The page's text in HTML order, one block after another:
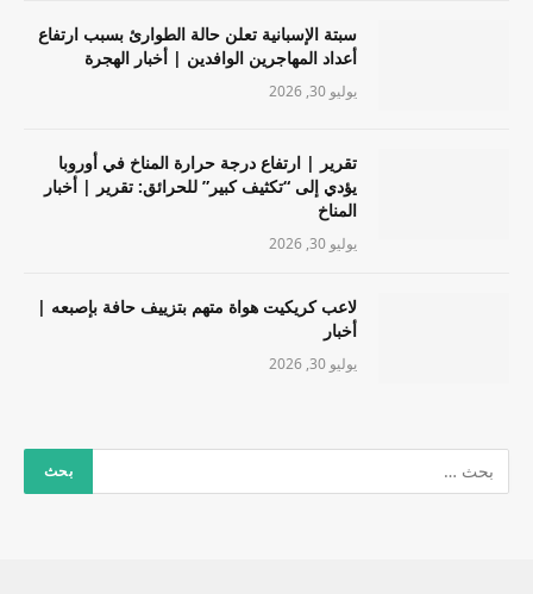
سبتة الإسبانية تعلن حالة الطوارئ بسبب ارتفاع
أعداد المهاجرين الوافدين | أخبار الهجرة
يوليو 30, 2026
تقرير | ارتفاع درجة حرارة المناخ في أوروبا
يؤدي إلى “تكثيف كبير” للحرائق: تقرير | أخبار
المناخ
يوليو 30, 2026
لاعب كريكيت هواة متهم بتزييف حافة بإصبعه |
أخبار
يوليو 30, 2026